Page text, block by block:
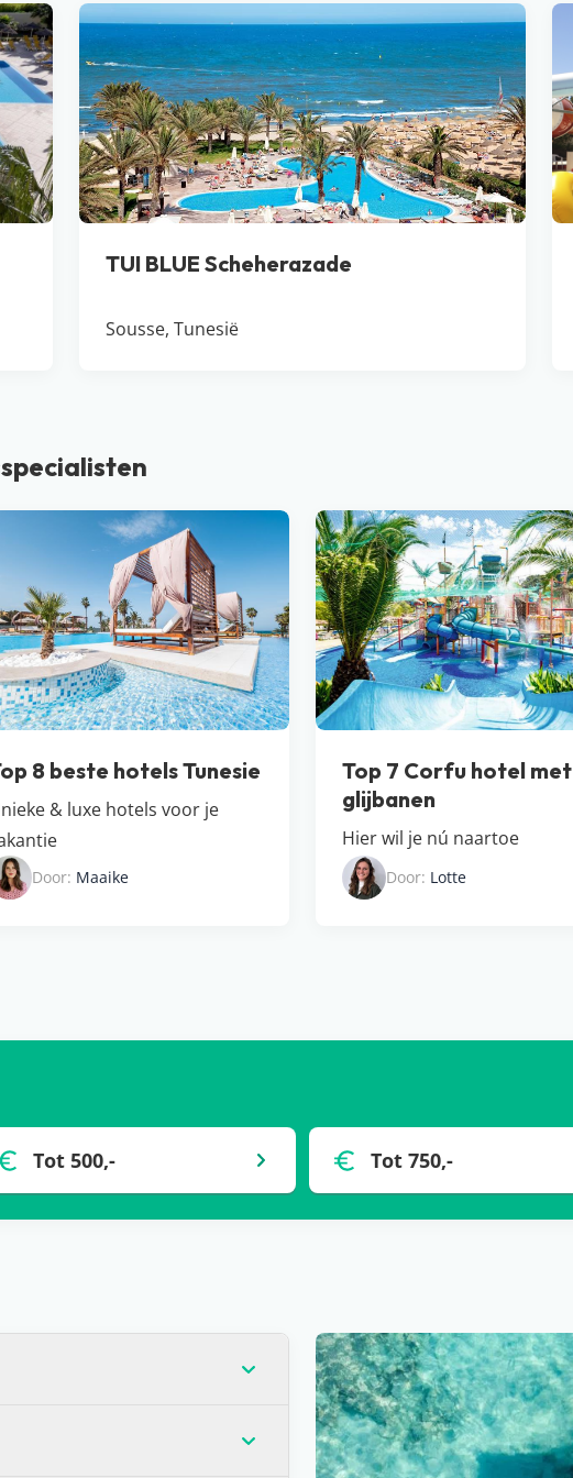
TUI BLUE Scheherazade
Sousse, Tunesië
8 beste hotels Tunesie
& luxe hotels voor je
Door: Maaike
Top 7 Corfu hotel met
glijbanen
Hier wil je nú naartoe
Door: Lotte
Tot 500,- Tot 750,-
veel gevallen) voor één